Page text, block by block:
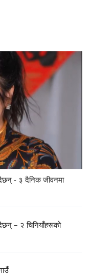
- ३ दैनिक जीवनमा
– २ चिनियाँहरूको